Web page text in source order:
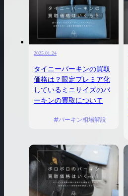
2025.01.24
タイニーバーキンの買取
価格は？限定プレミア化
しているミニサイズのバ
ーキンの買取について
バーキン相場解説